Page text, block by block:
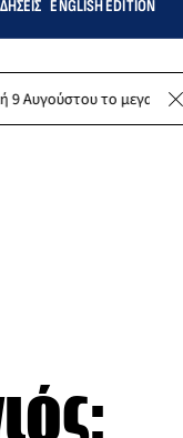
ENGLISH EDITION
το μεγαλύτερο